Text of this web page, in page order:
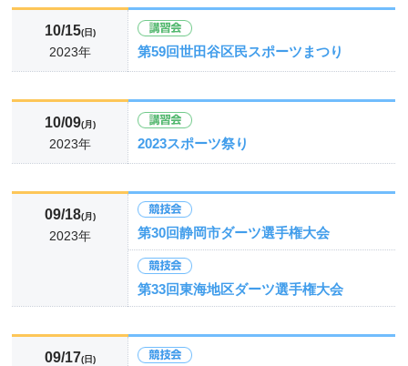
10/15(日)
2023年 第59回世田谷区民スポーツまつり
10/09(月)
2023年 2023スポーツ祭り
09/18(月)
2023年 第30回静岡市ダーツ選手権大会
第33回東海地区ダーツ選手権大会
09/17(日)